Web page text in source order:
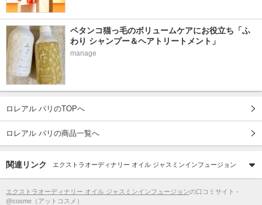
ペタンコ猫っ毛のボリュームケアにお役立ち「ふ
わり シャンプー＆ヘアトリートメント」
manage
ロレアル パリのTOPへ
ロレアル パリの商品一覧へ
関連リンク エクストラオーディナリー オイル ジャスミンインフュージョン
エクストラオーディナリー オイル ジャスミンインフュージョンの口コミサイト -
@cosme（アットコスメ）